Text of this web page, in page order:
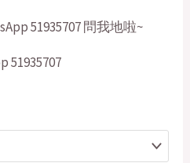
51935707 問我地啦~
51935707